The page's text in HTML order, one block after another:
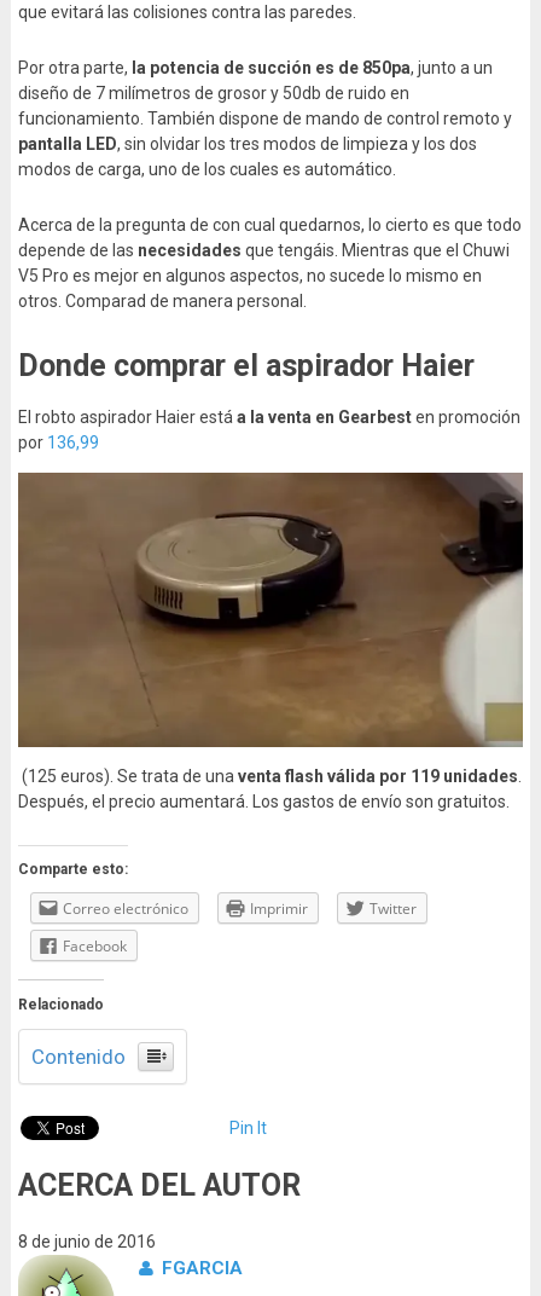
que evitará las colisiones contra las paredes.
Por otra parte, la potencia de succión es de 850pa, junto a un
diseño de 7 milímetros de grosor y 50db de ruido en
funcionamiento. También dispone de mando de control remoto y
pantalla LED, sin olvidar los tres modos de limpieza y los dos
modos de carga, uno de los cuales es automático.
Acerca de la pregunta de con cual quedarnos, lo cierto es que todo
depende de las necesidades que tengáis. Mientras que el Chuwi
V5 Pro es mejor en algunos aspectos, no sucede lo mismo en
otros. Comparad de manera personal.
Donde comprar el aspirador Haier
El robto aspirador Haier está a la venta en Gearbesten promoción
por 136,99
(125 euros). Se trata de una venta flash válida por 119 unidades
Después, el precio aumentará. Los gastos de envío son gratuitos.
Comparte esto:
Correo electrónico Imprimir
Twitter
Facebook
Relacionado
Contenido
Pin It
ACERCA DEL AUTOR
8 de junio de 2016
FGARCIA